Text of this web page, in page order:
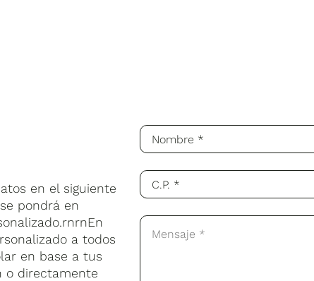
en el siguiente
pondrá en
a todos
en base a tus
o directamente